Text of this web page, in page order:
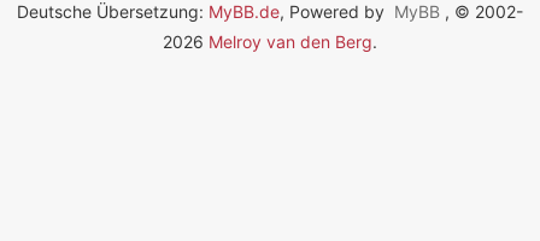
Deutsche Übersetzung: MyBB.de, Powered by MyBB , © 2002-
2026 Melroy van den Berg.